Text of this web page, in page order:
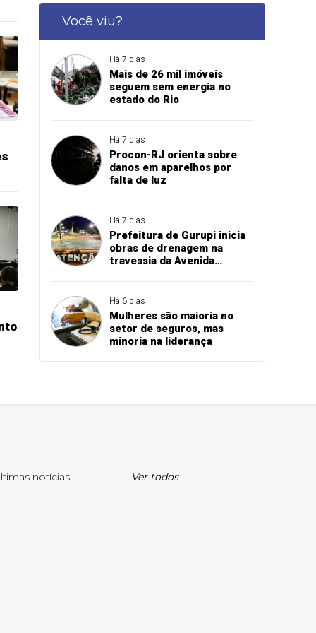
Você viu?
Há 7 dias
Mais de 26 mil imóveis
seguem sem energia no
estado do Rio
Há 7 dias
Procon-RJ orienta sobre
danos em aparelhos por
falta de luz
Há 7 dias
Prefeitura de Gurupi inicia
obras de drenagem na
travessia da Avenida
Há 6 dias
Mulheres são maioria no
setor de seguros, mas
minoria na liderança
notícias Ver todos